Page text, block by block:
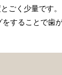
ごく少量です。
することで歯